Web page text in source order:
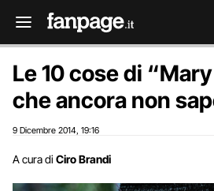
Le 10 cose di
che ancora non
9 Dicembre 2014 19:16
A cura di Ciro Brandi